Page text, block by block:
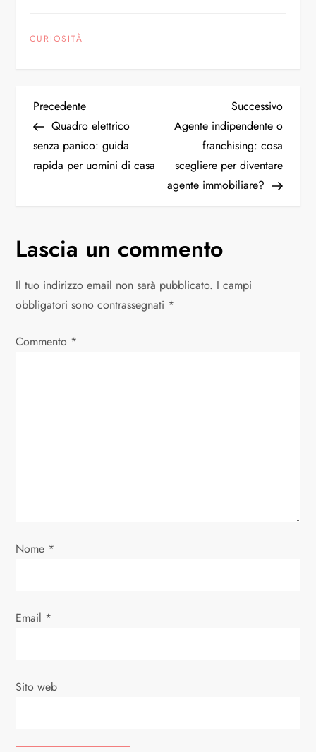
CURIOSITÀ
Precedente
Quadro elettrico
senza panico: guida
rapida per uomini di casa
Successivo
Agente indipendente o
franchising: cosa
scegliere per diventare
agente immobiliare?
Lascia un commento
Il tuo indirizzo email non sarà pubblicato. I campi
obbligatori sono contrassegnati *
Commento *
Nome *
Email *
Sito web